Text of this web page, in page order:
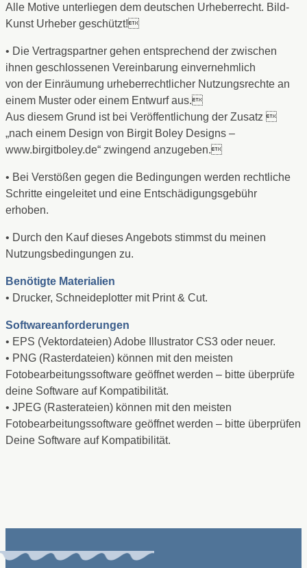
Alle Motive unterliegen dem deutschen Urheberrecht. Bild-
Kunst Urheber geschützt!
• Die Vertragspartner gehen entsprechend der zwischen
ihnen geschlossenen Vereinbarung einvernehmlich
von der Einräumung urheberrechtlicher Nutzungsrechte an
einem Muster oder einem Entwurf aus.
Aus diesem Grund ist bei Veröffentlichung der Zusatz 
„nach einem Design von Birgit Boley Designs –
www.birgitboley.de“ zwingend anzugeben.
• Bei Verstößen gegen die Bedingungen werden rechtliche
Schritte eingeleitet und eine Entschädigungsgebühr
erhoben.
• Durch den Kauf dieses Angebots stimmst du meinen
Nutzungsbedingungen zu.
Benötigte Materialien
• Drucker, Schneideplotter mit Print & Cut.
Softwareanforderungen
• EPS (Vektordateien) Adobe Illustrator CS3 oder neuer.
• PNG (Rasterdateien) können mit den meisten
Fotobearbeitungssoftware geöffnet werden – bitte überprüfe
deine Software auf Kompatibilität.
• JPEG (Rasterateien) können mit den meisten
Fotobearbeitungssoftware geöffnet werden – bitte überprüfen
Deine Software auf Kompatibilität.